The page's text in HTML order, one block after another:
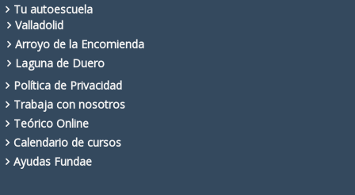
Tu autoescuela
Valladolid
Arroyo de la Encomienda
Laguna de Duero
Política de Privacidad
Trabaja con nosotros
Teórico Online
Calendario de cursos
Ayudas Fundae